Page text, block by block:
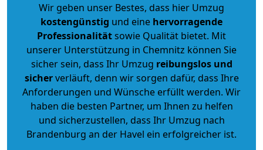
Wir geben unser Bestes, dass hier Umzug
kostengünstig und eine hervorragende
Professionalitätsowie Qualität bietet. Mit
unserer Unterstützung in Chemnitz können Sie
sicher sein, dass Ihr Umzug reibungslos und
sicherverläuft, denn wir sorgen dafür, dass Ihre
Anforderungen und Wünsche erfüllt werden. Wir
haben die besten Partner, um Ihnen zu helfen
und sicherzustellen, dass Ihr Umzug nach
Brandenburg an der Havel ein erfolgreicher ist.